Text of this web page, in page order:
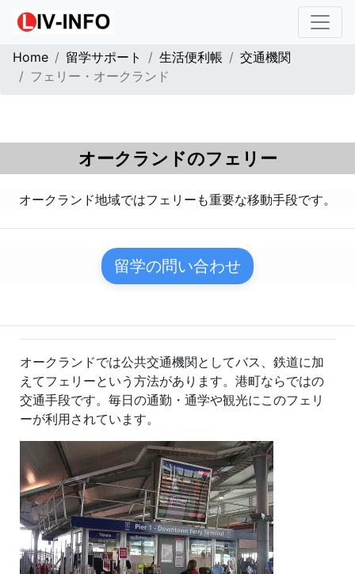
Home 留学サポート 生活便利帳
交通機関
フェリー・オークランド
オークランドのフェリー
オークランド地域ではフェリーも重要な移動手段です。
留学の問い合わせ
オークランドでは公共交通機関としてバス、鉄道に加
えてフェリーという方法があります。港町ならではの
交通手段です。毎日の通勤・通学や観光にこのフェリ
ーが利用されています。